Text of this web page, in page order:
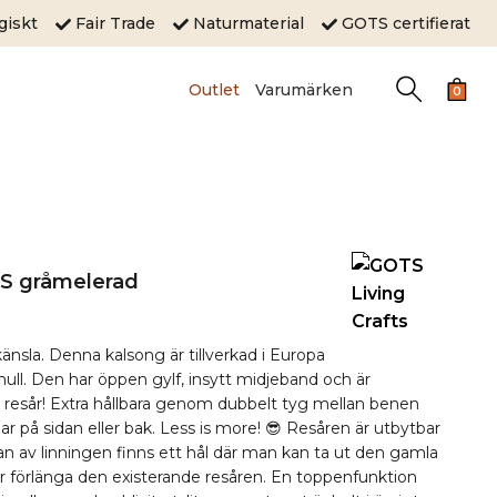
Fair Trade Naturmaterial GOTS certifierat
Outlet Varumärken 0
gråmelerad
Denna kalsong är tillverkad i Europa
Den har öppen gylf, insytt midjeband och är
Extra hållbara genom dubbelt tyg mellan benen
på sidan eller bak. Less is more! 😎 Resåren är utbytbar
av linningen finns ett hål där man kan ta ut den gamla
förlänga den existerande resåren. En toppenfunktion